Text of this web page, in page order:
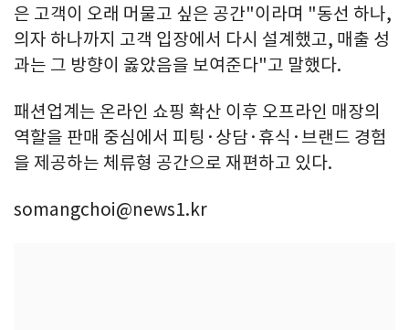
은 고객이 오래 머물고 싶은 공간"이라며 "동선 하나,
의자 하나까지 고객 입장에서 다시 설계했고, 매출 성
과는 그 방향이 옳았음을 보여준다"고 말했다.
패션업계는 온라인 쇼핑 확산 이후 오프라인 매장의
역할을 판매 중심에서 피팅·상담·휴식·브랜드 경험
을 제공하는 체류형 공간으로 재편하고 있다.
somangchoi@news1.kr